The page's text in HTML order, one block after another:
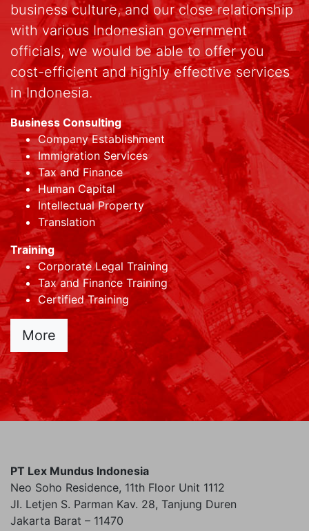
business culture, and our close relationship
with various Indonesian government
officials, we would be able to offer you
cost-efficient and highly effective services
in Indonesia.
Business Consulting
Company Establishment
Immigration Services
Tax and Finance
Human Capital
Intellectual Property
Translation
Training
Corporate Legal Training
Tax and Finance Training
Certified Training
More
PT Lex Mundus Indonesia
Neo Soho Residence, 11th Floor Unit 1112
Jl. Letjen S. Parman Kav. 28, Tanjung Duren
Jakarta Barat – 11470